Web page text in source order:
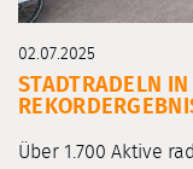
02.07.2025
STADTRADELN
Über 1.700 Aktive